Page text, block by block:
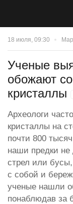
18 июля, 09:30
Ученые
обожают
кристаллы
Археологи
кристаллы на
почти 800
наши предки не
стрел или
с собой и
ученые нашли
понаблюдав за